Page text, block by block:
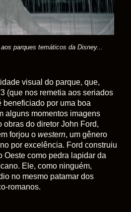
parques temáticos da Disney...
visual do parque, que,
(que nos remetia aos seriados
beneficiado por uma boa
alguns momentos imagens
do diretor John Ford,
forjou o western, um gênero
por excelência. Ford construiu
Oeste como pedra lapidar da
Ele, como ninguém,
no mesmo patamar dos
romanos.